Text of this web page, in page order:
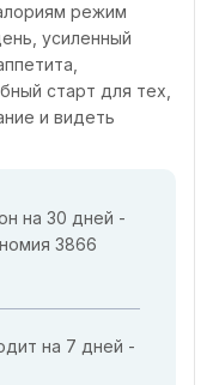
режим
усиленный
старт для тех,
и видеть
на 30 дней -
3866
на 7 дней -